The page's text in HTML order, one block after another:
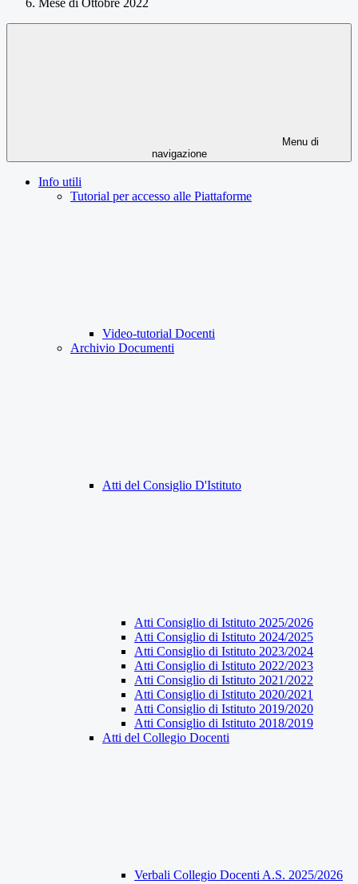
Mese di Ottobre 2022
Menu di
navigazione
Info utili
Tutorial per accesso alle Piattaforme
Video-tutorial Docenti
Archivio Documenti
Atti del Consiglio D'Istituto
Atti Consiglio di Istituto 2025/2026
Atti Consiglio di Istituto 2024/2025
Atti Consiglio di Istituto 2023/2024
Atti Consiglio di Istituto 2022/2023
Atti Consiglio di Istituto 2021/2022
Atti Consiglio di Istituto 2020/2021
Atti Consiglio di Istituto 2019/2020
Atti Consiglio di Istituto 2018/2019
Atti del Collegio Docenti
Verbali Collegio Docenti A.S. 2025/2026